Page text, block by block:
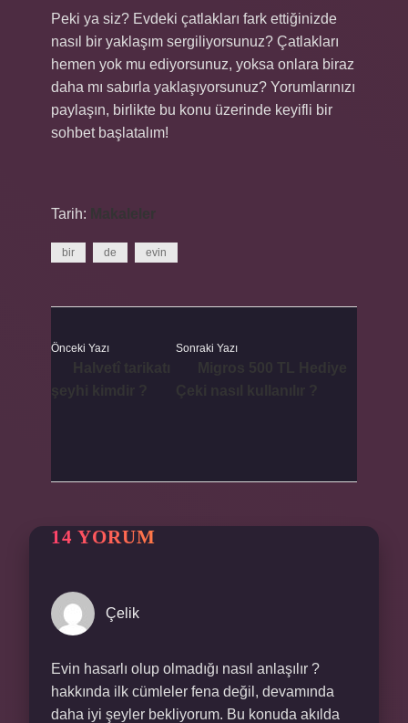
Peki ya siz? Evdeki çatlakları fark ettiğinizde
nasıl bir yaklaşım sergiliyorsunuz? Çatlakları
hemen yok mu ediyorsunuz, yoksa onlara biraz
daha mı sabırla yaklaşıyorsunuz? Yorumlarınızı
paylaşın, birlikte bu konu üzerinde keyifli bir
sohbet başlatalım!
Tarih: Makaleler
bir de evin
Önceki Yazı Sonraki Yazı
14 YORUM
Çelik
Evin hasarlı olup olmadığı nasıl anlaşılır ?
hakkında ilk cümleler fena değil, devamında
daha iyi şeyler bekliyorum. Bu konuda akılda